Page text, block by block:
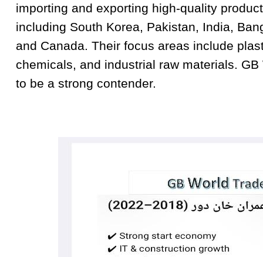
importing and exporting high-quality
including South Korea, Pakistan, India,
and Canada. Their focus areas include
chemicals, and industrial raw materials.
to be a strong contender.